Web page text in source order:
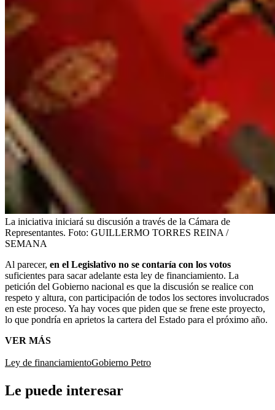
La iniciativa iniciará su discusión a través de la Cámara de
Representantes. Foto: GUILLERMO TORRES REINA /
SEMANA
Al parecer, en el Legislativo no se contaría con los votos
suficientes para sacar adelante esta ley de financiamiento. La
petición del Gobierno nacional es que la discusión se realice con
respeto y altura, con participación de todos los sectores involucrados
en este proceso. Ya hay voces que piden que se frene este proyecto,
lo que pondría en aprietos la cartera del Estado para el próximo año.
VER MÁS
Ley de financiamientoGobierno Petro
Le puede interesar